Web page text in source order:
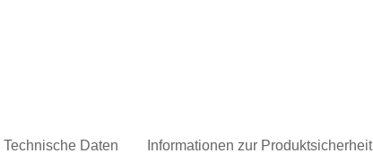
Technische Daten Informationen zur Produktsicherheit